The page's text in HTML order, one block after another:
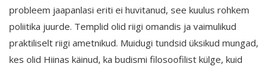
probleem jaapanlasi eriti ei huvitanud, see kuulus rohkem
poliitika juurde. Templid olid riigi omandis ja vaimulikud
praktiliselt riigi ametnikud. Muidugi tundsid üksikud mungad,
kes olid Hiinas käinud, ka budismi filosoofilist külge, kuid